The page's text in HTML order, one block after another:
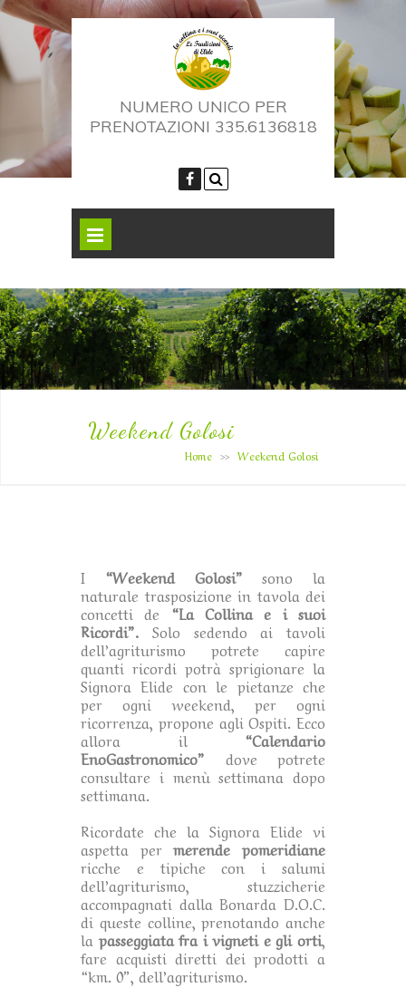
NUMERO UNICO PER
PRENOTAZIONI 335.6136818
Weekend Golosi
Home >> Weekend Golosi
I “Weekend Golosi”sono la
naturale trasposizione in tavola dei
concetti de “La Collina e i suoi
Ricordi”. Solo sedendo ai tavoli
dell’agriturismo potrete capire
quanti ricordi potrà sprigionare la
Signora Elide con le pietanze che
per ogni weekend, per ogni
ricorrenza, propone agli Ospiti. Ecco
allora il “Calendario
EnoGastronomico” dove potrete
consultare i menù settimana dopo
settimana.
Ricordate che la Signora Elide vi
aspetta permerende pomeridiane
ricche e tipiche con i salumi
dell’agriturismo, stuzzicherie
accompagnati dalla Bonarda D.O.C.
di queste colline, prenotando anche
la passeggiata fra i vigneti e gli orti,
fare acquisti diretti dei prodotti a
“km. 0”, dell’agriturismo.